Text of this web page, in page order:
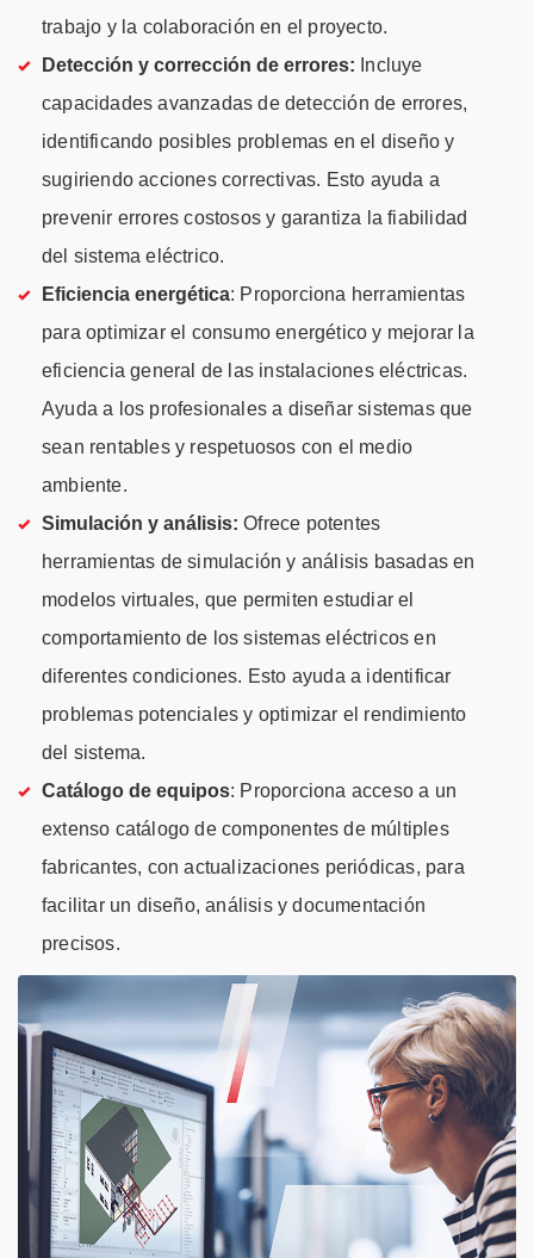
trabajo y la colaboración en el proyecto.
Detección y corrección de errores: Incluye
capacidades avanzadas de detección de errores,
identificando posibles problemas en el diseño y
sugiriendo acciones correctivas. Esto ayuda a
prevenir errores costosos y garantiza la fiabilidad
del sistema eléctrico.
Eficiencia energética: Proporciona herramientas
para optimizar el consumo energético y mejorar la
eficiencia general de las instalaciones eléctricas.
Ayuda a los profesionales a diseñar sistemas que
sean rentables y respetuosos con el medio
ambiente.
Simulación y análisis: Ofrece potentes
herramientas de simulación y análisis basadas en
modelos virtuales, que permiten estudiar el
comportamiento de los sistemas eléctricos en
diferentes condiciones. Esto ayuda a identificar
problemas potenciales y optimizar el rendimiento
del sistema.
Catálogo de equipos: Proporciona acceso a un
extenso catálogo de componentes de múltiples
fabricantes, con actualizaciones periódicas, para
facilitar un diseño, análisis y documentación
precisos.